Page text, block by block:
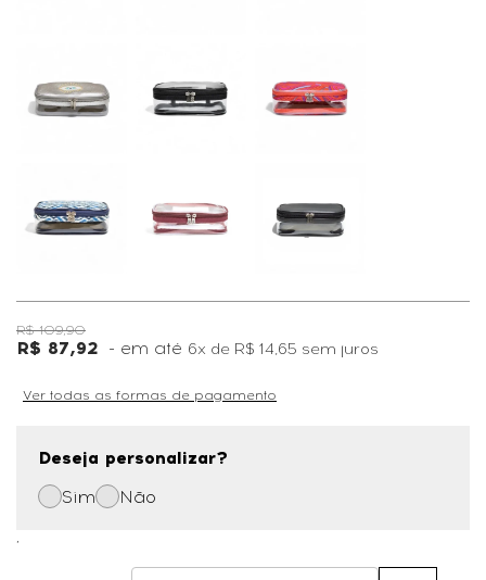
R$ 109,90
R$ 87,92 6x de R$ 14,65 sem juros
Ver todas as formas de pagamento
Deseja personalizar?
Sim
Não
,